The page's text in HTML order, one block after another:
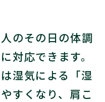
のその日の体調
対応できます。
湿気による「湿
すくなり、肩こ